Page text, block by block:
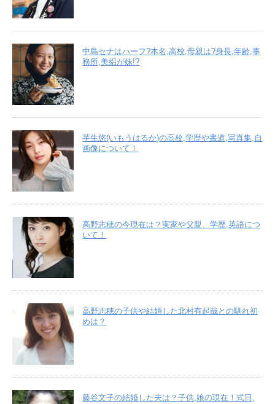
中島セナはハーフ?本名,高校,母親は?身長,年齢,事
務所,美絽が妹!?
芋生悠(いもうはるか)の高校,学歴や書道,写真集,自
画像について！
高野志穂の今現在は？実家や父親、学歴,英語につ
いて！
高野志穂の子供や結婚した北村有起哉との馴れ初
めは？
藤谷文子の結婚した夫は？子供,娘の現在！式日,